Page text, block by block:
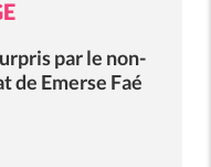
par le non-
de Emerse Faé